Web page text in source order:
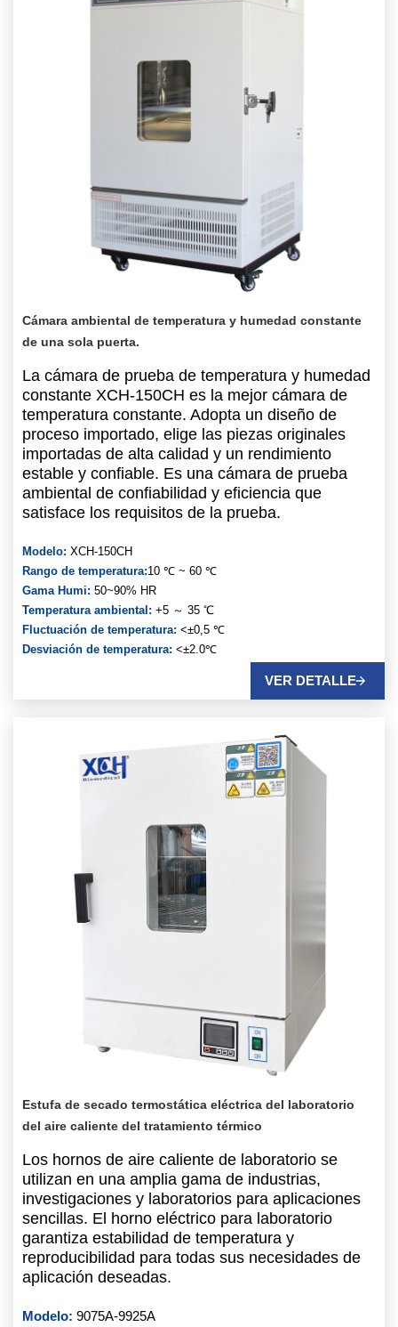
Cámara ambiental de temperatura y humedad constante
de una sola puerta.
La cámara de prueba de temperatura y humedad
constante XCH-150CH es la mejor cámara de
temperatura constante. Adopta un diseño de
proceso importado, elige las piezas originales
importadas de alta calidad y un rendimiento
estable y confiable. Es una cámara de prueba
ambiental de confiabilidad y eficiencia que
satisface los requisitos de la prueba.
Modelo: XCH-150CH
Rango de temperatura:10 ℃ ~ 60 ℃
Gama Humi: 50~90% HR
Temperatura ambiental: +5 ～ 35 ℃
Fluctuación de temperatura: <±0,5 ℃
Desviación de temperatura: <±2.0℃
VER DETALLE
Estufa de secado termostática eléctrica del laboratorio
del aire caliente del tratamiento térmico
Los hornos de aire caliente de laboratorio se
utilizan en una amplia gama de industrias,
investigaciones y laboratorios para aplicaciones
sencillas. El horno eléctrico para laboratorio
garantiza estabilidad de temperatura y
reproducibilidad para todas sus necesidades de
aplicación deseadas.
Modelo: 9075A-9925A